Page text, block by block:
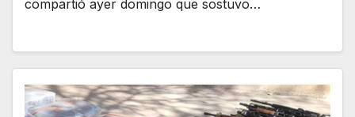
compartió ayer domingo que sostuvo…